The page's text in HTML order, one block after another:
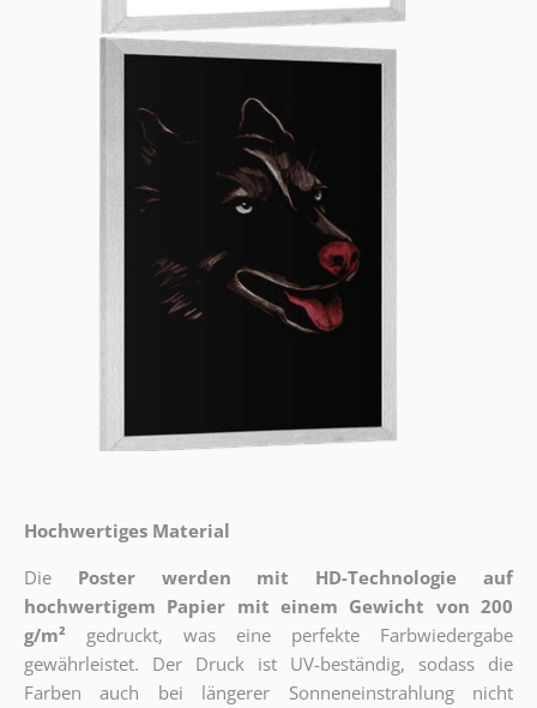
Hochwertiges Material
Die
Poster werden mit HD-Technologie auf
hochwertigem Papier mit einem Gewicht von 200
g/m²
gedruckt, was eine perfekte Farbwiedergabe
gewährleistet. Der Druck ist UV-beständig, sodass die
Farben auch bei längerer Sonneneinstrahlung nicht